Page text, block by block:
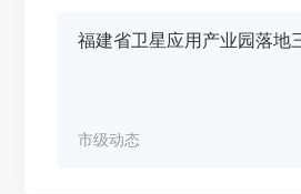
福建省卫星应用产业园落地
市级动态